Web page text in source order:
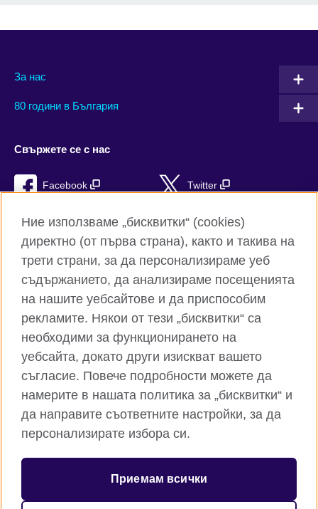
За нас
80 години в България
Свържете се с нас
Facebook Twitter
YouTube
TikTok RSS
Глобален уебсайт на Британски съвет
Поверителност и условия за ползване
Бисквитки
Карта на сайта
© 2026 British Council
Британски съвет е международната организация на
културни връзки. Ние сме регистрирани като организация с
идеална цел под номер 209131 (Англия и Уелс) и номер
Ние използваме „бисквитки“ (cookies)
директно (от първа страна), както и такива на
трети страни, за да персонализираме уеб
съдържанието, да анализираме посещенията
на нашите уебсайтове и да приспособим
рекламите. Някои от тези „бисквитки“ са
необходими за функционирането на
уебсайта, докато други изискват вашето
съгласие. Повече подробности можете да
намерите в нашата политика за „бисквитки“ и
да направите съответните настройки, за да
персонализирате избора си.
Приемам всички